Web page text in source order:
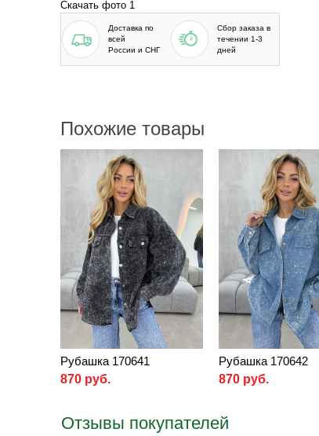
Скачать фото 1
Доставка по
всей
России и СНГ
Сбор заказа в
течении 1-3
дней
Похожие товары
Рубашка 170641
870 руб.
Рубашка 170642
870 руб.
Отзывы покупателей